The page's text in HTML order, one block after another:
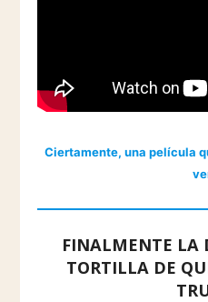
Ciertamente, una película
FINALMENTE LA
TORTILLA DE